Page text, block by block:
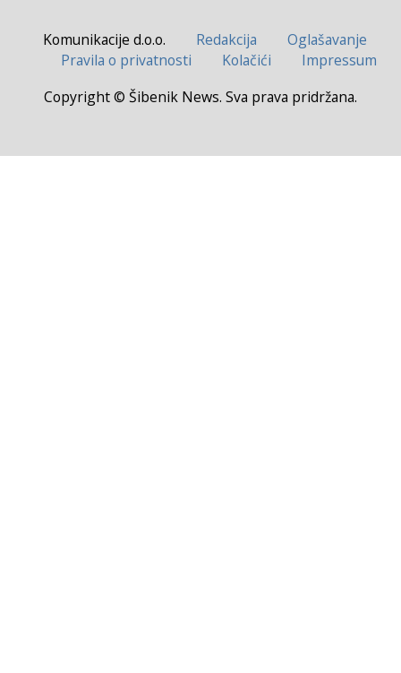
Komunikacije d.o.o. Redakcija
Oglašavanje
Pravila o privatnosti
Kolačići
Impressum
Copyright © Šibenik News. Sva prava pridržana.